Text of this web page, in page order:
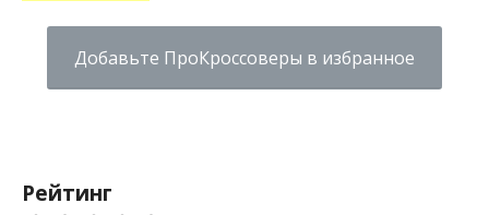
Добавьте ПроКроссоверы в избранное
Рейтинг